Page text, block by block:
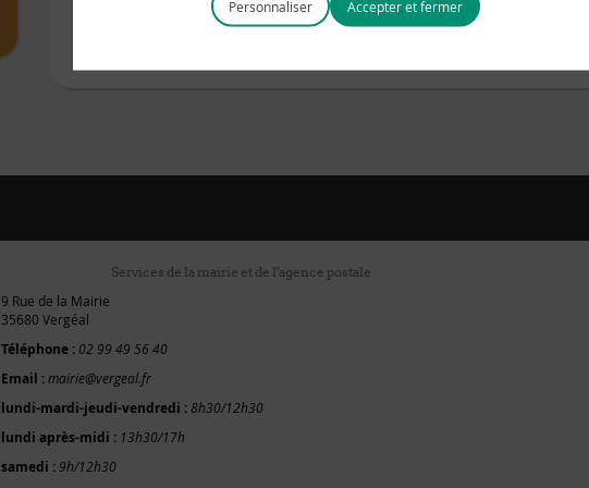
PLV_35_0022-UDI000140-0000000334-20200625-00147762D1 .pdf
Services de la mairie et de l'agence postale
9 Rue de la Mairie
35680 Vergéal
Téléphone : 02 99 49 56 40
Email :mairie@vergeal.fr
lundi-mardi-jeudi-vendredi :8h30/12h30
lundi après-midi : 13h30/17h
samedi : 9h/12h30
Personnaliser